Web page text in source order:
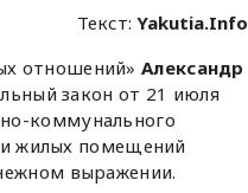
Текст:Yakutia.Info
отношений»Александр
закон от 21 июля
коммунального
жилых помещений
выражении.